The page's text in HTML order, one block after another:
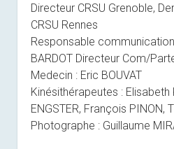
Directeur CRSU Grenoble,
CRSU Rennes
Responsable
BARDOT Directeur Com/
Medecin : Eric BOUVAT
Kinésithérapeutes : Elisabeth
ENGSTER, François PINON,
Photographe : Guillaume